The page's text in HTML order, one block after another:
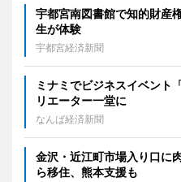
宇都宮南図書館で知的財
生が体験
宇都宮経済新聞
ミナミでビジネスイベン
リエーター一堂に
なんば経済新聞
金沢・近江町市場入り口
ら移住、熊本支援も